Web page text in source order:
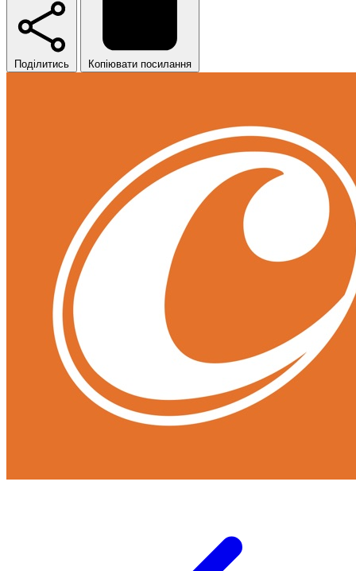
Поділитись Копіювати посилання